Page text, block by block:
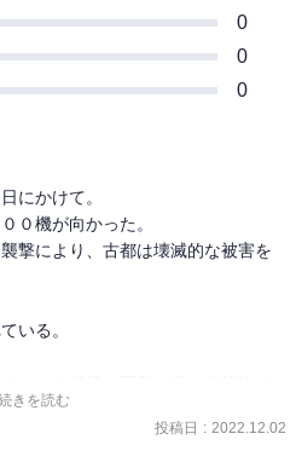
満ちている。
0
0
0
にかけて。
０機が向かった。
撃により、古都は壊滅的な被害を
いる。
もあった。
決しつつあり、果たしてこの美し
きを読む
投稿日 : 2022.12.02